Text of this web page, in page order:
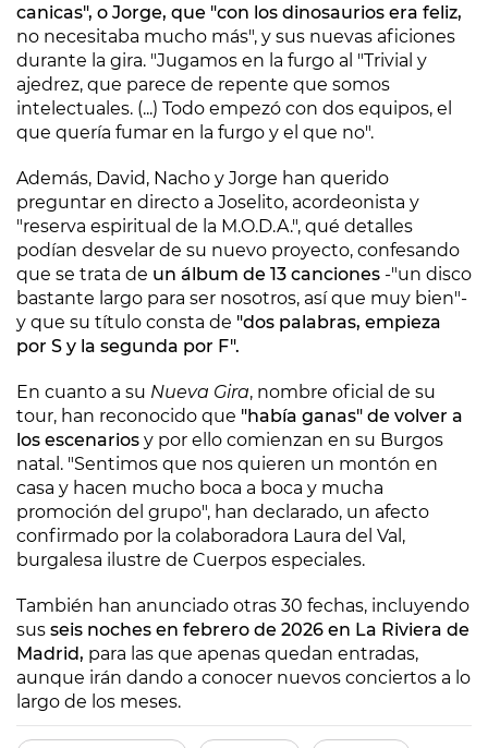
canicas", o Jorge, que "con los dinosaurios era feliz,
no necesitaba mucho más", y sus nuevas aficiones
durante la gira. "Jugamos en la furgo al "Trivial y
ajedrez, que parece de repente que somos
intelectuales. (...) Todo empezó con dos equipos, el
que quería fumar en la furgo y el que no".
Además, David, Nacho y Jorge han querido
preguntar en directo a Joselito, acordeonista y
"reserva espiritual de la M.O.D.A.", qué detalles
podían desvelar de su nuevo proyecto, confesando
que se trata de un álbum de 13 canciones -"un disco
bastante largo para ser nosotros, así que muy bien"-
y que su título consta de "dos palabras, empieza
por S y la segunda por F".
En cuanto a su Nueva Gira, nombre oficial de su
tour, han reconocido que "había ganas" de volver a
los escenarios y por ello comienzan en su Burgos
natal. "Sentimos que nos quieren un montón en
casa y hacen mucho boca a boca y mucha
promoción del grupo", han declarado, un afecto
confirmado por la colaboradora Laura del Val,
burgalesa ilustre de Cuerpos especiales.
También han anunciado otras 30 fechas, incluyendo
sus seis noches en febrero de 2026 en La Riviera de
Madrid, para las que apenas quedan entradas,
aunque irán dando a conocer nuevos conciertos a lo
largo de los meses.